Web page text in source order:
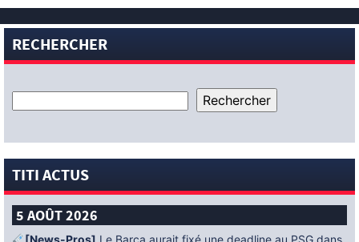
RECHERCHER
TITI ACTUS
5 AOÛT 2026